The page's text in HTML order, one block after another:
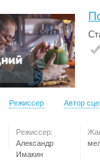
Режиссер Автор
Режиссер:
Александр
Имакин